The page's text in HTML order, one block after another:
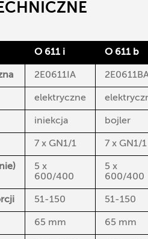
O 611 i O 611 b
2E0611IA
elektryczne
iniekcja bojler
7 x GN1/1 7 x GN1/1
5 x
600/400
5 x
600/400
51-150 51-150
65 mm 65 mm